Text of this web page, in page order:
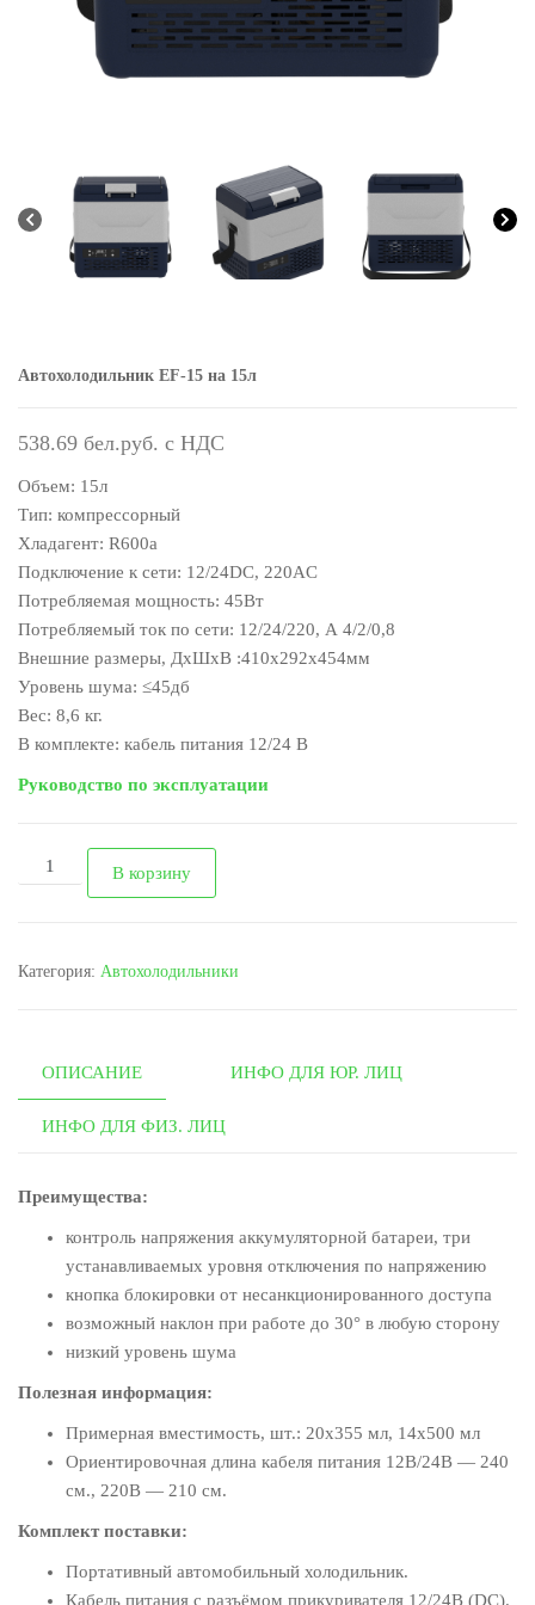
Автохолодильник EF-15 на 15л
538.69
Объем: 15л
Тип: компрессорный
Хладагент: R600a
Подключение к сети: 12/24DC, 220AC
Потребляемая мощность: 45Вт
Потребляемый ток по сети: 12/24/220, А 4/2/0,8
Внешние размеры, ДхШхВ :410х292х454мм
Уровень шума: ≤45дб
Вес: 8,6 кг.
В комплекте: кабель питания 12/24 В
Руководство по эксплуатации
Количество
Автохолодильник
на
В корзину
Категория: Автохолодильники
ОПИСАНИЕ ИНФО ДЛЯ ЮР. ЛИЦ
ИНФО ДЛЯ ФИЗ. ЛИЦ
Преимущества:
контроль напряжения аккумуляторной батареи, три
устанавливаемых уровня отключения по напряжению
кнопка блокировки от несанкционированного доступа
возможный наклон при работе до 30° в любую сторону
низкий уровень шума
Полезная информация:
Примерная вместимость, шт.: 20х355 мл, 14х500 мл
Ориентировочная длина кабеля питания 12В/24В — 240
см., 220В — 210 см.
Комплект поставки:
Портативный автомобильный холодильник.
Кабель питания с разъёмом прикуривателя 12/24В (DC).